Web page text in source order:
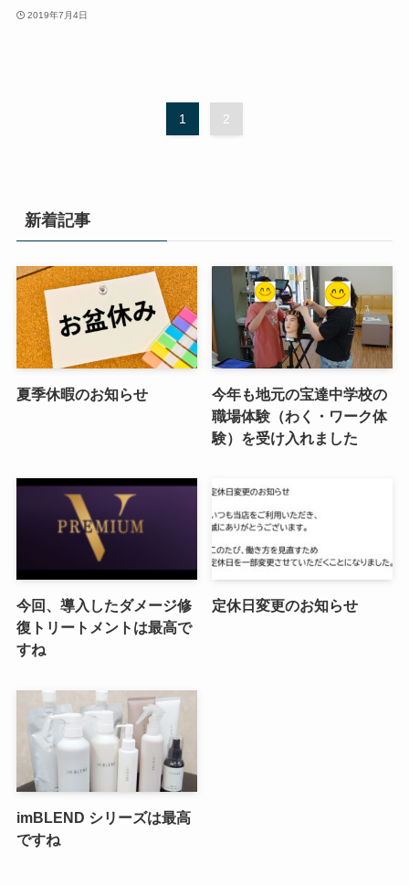
2019年7月4日
1 2
新着記事
夏季休暇のお知らせ
今年も地元の宝達中学校の
職場体験（わく・ワーク体
験）を受け入れました
今回、導入したダメージ修
復トリートメントは最高で
すね
定休日変更のお知らせ
imBLEND シリーズは最高
ですね